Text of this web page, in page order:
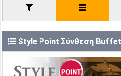
Style Point Σύνθεση Buffet